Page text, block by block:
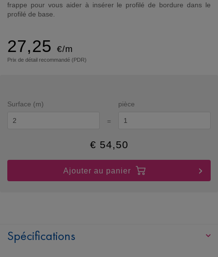
frappe pour vous aider à insérer le profilé de bordure dans le
profilé de base.
27,25 €/m
Prix de détail recommandé (PDR)
Surface (m)
=
pièce
€ 54,50
Ajouter au panier
Spécifications